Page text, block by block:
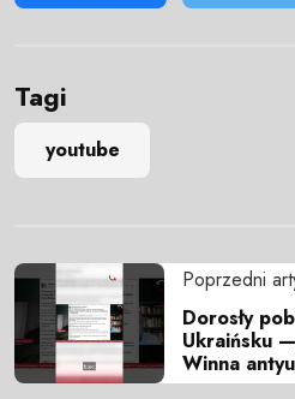
Tagi
youtube
Poprzedni
Dorosły
Ukraińsku
Winna